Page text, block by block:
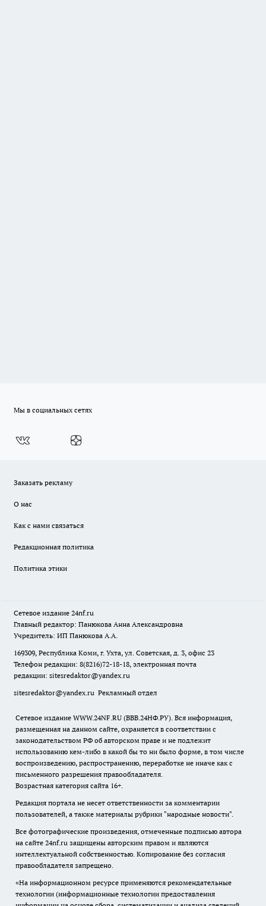
Мы в социальных сетях
Заказать рекламу
О нас
Как с нами связаться
Редакционная политика
Политика этики
Сетевое издание 24nf.ru
Главный редактор: Панюкова Анна Александровна
Учредитель: ИП Панюкова А.А.
169309, Республика Коми, г. Ухта, ул. Советская, д. 3, офис 23
Телефон редакции: 8(8216)72-18-18, электронная почта
редакции: sitesredaktor@yandex.ru
sitesredaktor@yandex.ru Рекламный отдел
Сетевое издание WWW.24NF.RU (ВВВ.24НФ.РУ). Вся информация,
размещенная на данном сайте, охраняется в соответствии с
законодательством РФ об авторском праве и не подлежит
использованию кем-либо в какой бы то ни было форме, в том числе
воспроизведению, распространению, переработке не иначе как с
письменного разрешения правообладателя.
Возрастная категория сайта 16+.
Редакция портала не несет ответственности за комментарии
пользователей, а также материалы рубрики "народные новости".
Все фотографические произведения, отмеченные подписью автора
на сайте 24nf.ru защищены авторским правом и являются
интеллектуальной собственностью. Копирование без согласия
правообладателя запрещено.
«На информационном ресурсе применяются рекомендательные
технологии (информационные технологии предоставления